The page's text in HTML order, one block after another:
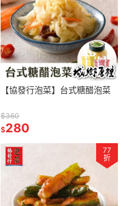
【協發行泡菜】台式糖醋泡菜
$360
$280
77
折